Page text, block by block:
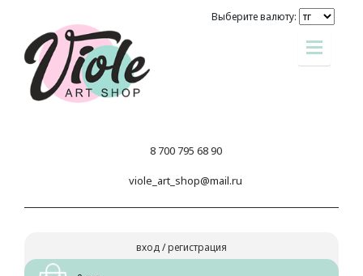
Выберите валюту:
8 700 795 68 90
viole_art_shop@mail.ru
вход/регистрация